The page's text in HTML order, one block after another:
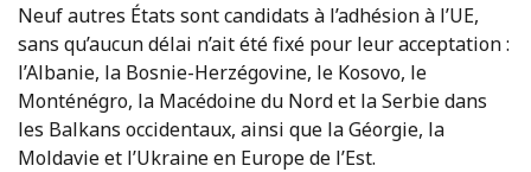
Neuf autres États sont candidats à l’adhésion à l’UE,
sans qu’aucun délai n’ait été fixé pour leur acceptation :
l’Albanie, la Bosnie-Herzégovine, le Kosovo, le
Monténégro, la Macédoine du Nord et la Serbie dans
les Balkans occidentaux, ainsi que la Géorgie, la
Moldavie et l’Ukraine en Europe de l’Est.